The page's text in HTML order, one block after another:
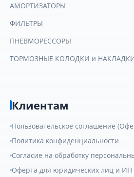
АМОРТИЗАТОРЫ
ФИЛЬТРЫ
ПНЕВМОРЕССОРЫ
ТОРМОЗНЫЕ КОЛОДКИ и
Клиентам
Пользовательское соглашение
Политика конфиденциальности
Согласие на обработку
Оферта для юридических лиц и ИП